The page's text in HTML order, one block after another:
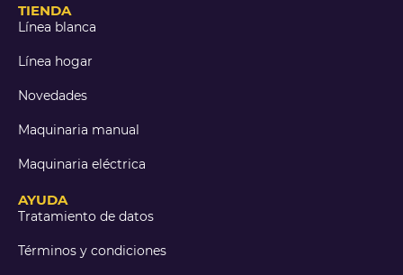
TIENDA
Línea blanca
Línea hogar
Novedades
Maquinaria manual
Maquinaria eléctrica
AYUDA
Tratamiento de datos
Términos y condiciones